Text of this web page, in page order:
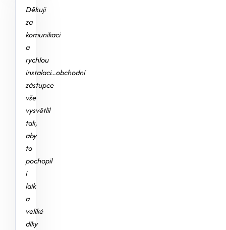
Děkuji
za
komunikaci
a
rychlou
instalaci...obchodní
zástupce
vše
vysvětlil
tak,
aby
to
pochopil
i
laik
a
veliké
díky